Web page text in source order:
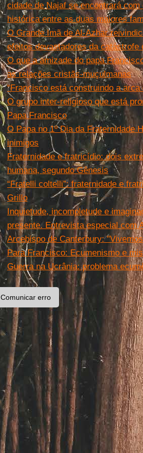
cidade de Najaf se encontrará
histórica entre as duas maiores
O Grande Imã de Al-Azhar
efeitos devastadores da catástrofe
O que a amizade do papa
as relações cristãs-muçulmanas
“Francisco está construindo a
O grupo inter-religioso que está
Papa Francisco
O Papa no 1º Dia da Fraternidade
inimigos
Fraternidade e fratricídio: dois
humana, segundo Gênesis
“Fratelli coltelli”: fraternidade e
Grillo
Inquietude, incompletude e
presente. Entrevista especial com
Arcebispo de Canterbury:
Para Francisco: Ecumenismo e
Guerra na Ucrânia: problema
Comunicar erro